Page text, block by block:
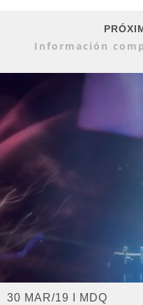
Información
30 MAR/19 I MDQ